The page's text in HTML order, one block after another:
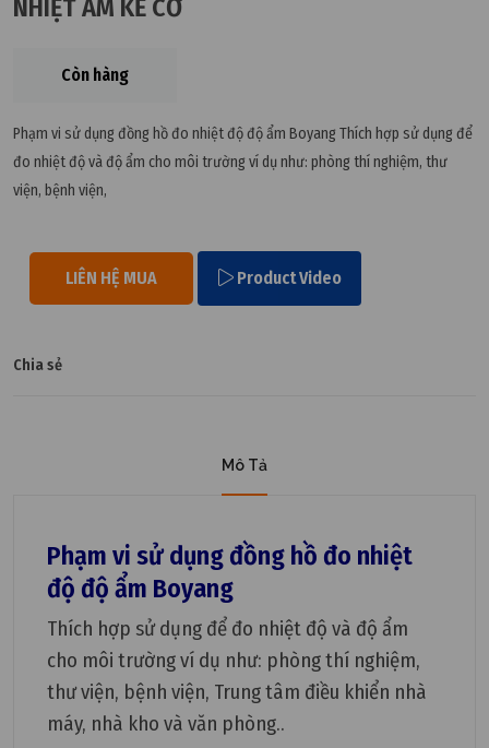
NHIỆT ẨM KẾ CƠ
Còn hàng
Phạm vi sử dụng đồng hồ đo nhiệt độ độ ẩm Boyang Thích hợp sử dụng để
đo nhiệt độ và độ ẩm cho môi trường ví dụ như: phòng thí nghiệm, thư
viện, bệnh viện,
LIÊN HỆ MUA Product Video
Chia sẻ
Mô Tả
Phạm vi sử dụng đồng hồ đo nhiệt
độ độ ẩm Boyang
Thích hợp sử dụng để đo nhiệt độ và độ ẩm
cho môi trường ví dụ như: phòng thí nghiệm,
thư viện, bệnh viện, Trung tâm điều khiển nhà
máy, nhà kho và văn phòng..